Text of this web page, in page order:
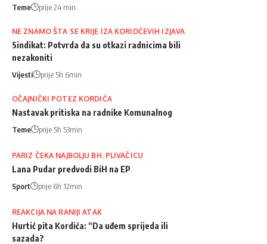
Teme prije 24 min
NE ZNAMO ŠTA SE KRIJE IZA KORIDĆEVIH IZJAVA
Sindikat: Potvrda da su otkazi radnicima bili
nezakoniti
Vijesti prije 5h 6min
OČAJNIČKI POTEZ KORDIĆA
Nastavak pritiska na radnike Komunalnog
Teme prije 5h 53min
PARIZ ČEKA NAJBOLJU BH. PLIVAČICU
Lana Pudar predvodi BiH na EP
Sport prije 6h 12min
REAKCIJA NA RANIJI ATAK
Hurtić pita Kordića: “Da uđem sprijeda ili
sazada?